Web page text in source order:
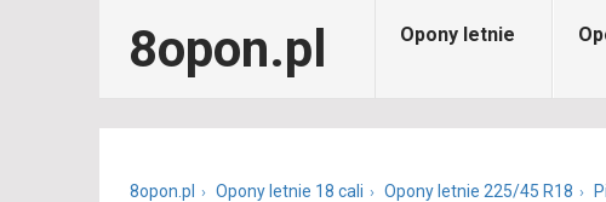
8opon.pl Opony letnie
8opon.pl Opony letnie 18 cali Opony letnie 225/45 R18